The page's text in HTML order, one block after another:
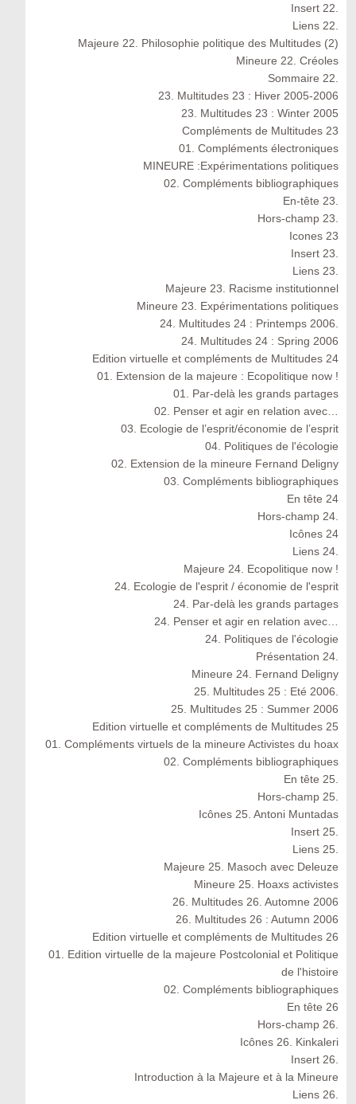
Insert 22.
Liens 22.
Majeure 22. Philosophie politique des Multitudes (2)
Mineure 22. Créoles
Sommaire 22.
23. Multitudes 23 : Hiver 2005-2006
23. Multitudes 23 : Winter 2005
Compléments de Multitudes 23
01. Compléments électroniques
MINEURE :Expérimentations politiques
02. Compléments bibliographiques
En-tête 23.
Hors-champ 23.
Icones 23
Insert 23.
Liens 23.
Majeure 23. Racisme institutionnel
Mineure 23. Expérimentations politiques
24. Multitudes 24 : Printemps 2006.
24. Multitudes 24 : Spring 2006
Edition virtuelle et compléments de Multitudes 24
01. Extension de la majeure : Ecopolitique now !
01. Par-delà les grands partages
02. Penser et agir en relation avec…
03. Ecologie de l’esprit/économie de l’esprit
04. Politiques de l'écologie
02. Extension de la mineure Fernand Deligny
03. Compléments bibliographiques
En tête 24
Hors-champ 24.
Icônes 24
Liens 24.
Majeure 24. Ecopolitique now !
24. Ecologie de l'esprit / économie de l'esprit
24. Par-delà les grands partages
24. Penser et agir en relation avec…
24. Politiques de l'écologie
Présentation 24.
Mineure 24. Fernand Deligny
25. Multitudes 25 : Eté 2006.
25. Multitudes 25 : Summer 2006
Edition virtuelle et compléments de Multitudes 25
01. Compléments virtuels de la mineure Activistes du hoax
02. Compléments bibliographiques
En tête 25.
Hors-champ 25.
Icônes 25. Antoni Muntadas
Insert 25.
Liens 25.
Majeure 25. Masoch avec Deleuze
Mineure 25. Hoaxs activistes
26. Multitudes 26. Automne 2006
26. Multitudes 26 : Autumn 2006
Edition virtuelle et compléments de Multitudes 26
01. Edition virtuelle de la majeure Postcolonial et Politique
de l'histoire
02. Compléments bibliographiques
En tête 26
Hors-champ 26.
Icônes 26. Kinkaleri
Insert 26.
Introduction à la Majeure et à la Mineure
Liens 26.